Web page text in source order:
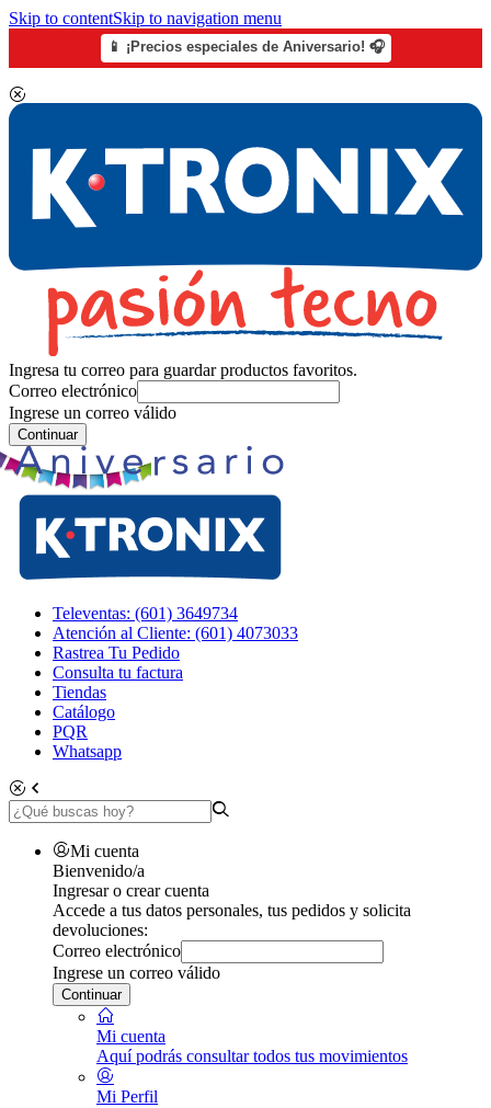
Skip to contentSkip to navigation menu
📱 ¡Precios especiales de Aniversario! 🎧
Ingresa tu correo para guardar productos favoritos.
Correo electrónico
Ingrese un correo válido
Continuar
Televentas: (601) 3649734
Atención al Cliente: (601) 4073033
Rastrea Tu Pedido
Consulta tu factura
Tiendas
Catálogo
PQR
Whatsapp
Mi cuenta
Bienvenido/a
Ingresar o crear cuenta
Accede a tus datos personales, tus pedidos y solicita
devoluciones:
Correo electrónico
Ingrese un correo válido
Continuar
Mi cuenta
Aquí podrás consultar todos tus movimientos
Mi Perfil